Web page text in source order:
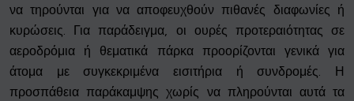
να τηρούνται για να αποφευχθούν πιθανές διαφωνίες ή
κυρώσεις. Για παράδειγμα, οι ουρές προτεραιότητας σε
αεροδρόμια ή θεματικά πάρκα προορίζονται γενικά για
άτομα με συγκεκριμένα εισιτήρια ή συνδρομές. Η
προσπάθεια παράκαμψης χωρίς να πληρούνται αυτά τα